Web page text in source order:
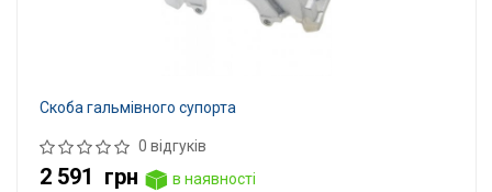
Скоба гальмівного супорта
0 відгуків
2 591 грн
в наявності